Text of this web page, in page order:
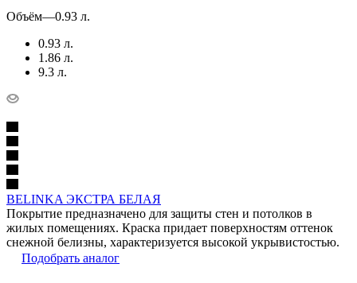
Объём—0.93 л.
0.93 л.
1.86 л.
9.3 л.
BELINKA ЭКСТРА БЕЛАЯ
Покрытие предназначено для защиты стен и потолков в
жилых помещениях. Краска придает поверхностям оттенок
снежной белизны, характеризуется высокой укрывистостью.
Подобрать аналог